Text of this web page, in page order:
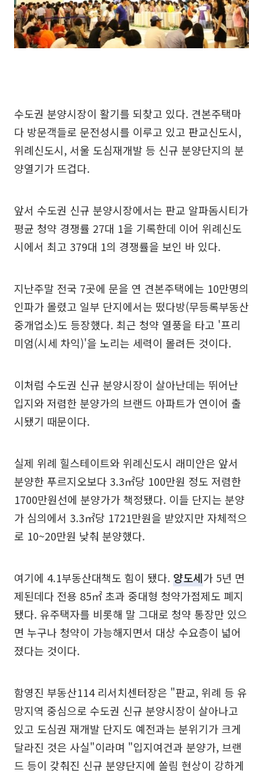
수도권 분양시장이 활기를 되찾고 있다. 견본주택마
다 방문객들로 문전성시를 이루고 있고 판교신도시,
위례신도시, 서울 도심재개발 등 신규 분양단지의 분
양열기가 뜨겁다.
앞서 수도권 신규 분양시장에서는 판교 알파돔시티가
평균 청약 경쟁률 27대 1을 기록한데 이어 위례신도
시에서 최고 379대 1의 경쟁률을 보인 바 있다.
지난주말 전국 7곳에 문을 연 견본주택에는 10만명의
인파가 몰렸고 일부 단지에서는 떴다방(무등록부동산
중개업소)도 등장했다. 최근 청약 열풍을 타고 '프리
미엄(시세 차익)'을 노리는 세력이 몰려든 것이다.
이처럼 수도권 신규 분양시장이 살아난데는 뛰어난
입지와 저렴한 분양가의 브랜드 아파트가 연이어 출
시됐기 때문이다.
실제 위례 힐스테이트와 위례신도시 래미안은 앞서
분양한 푸르지오보다 3.3㎡당 100만원 정도 저렴한
1700만원선에 분양가가 책정됐다. 이들 단지는 분양
가 심의에서 3.3㎡당 1721만원을 받았지만 자체적으
로 10~20만원 낮춰 분양했다.
여기에 4.1부동산대책도 힘이 됐다. 양도세가 5년 면
제된데다 전용 85㎡ 초과 중대형 청약가점제도 폐지
됐다. 유주택자를 비롯해 말 그대로 청약 통장만 있으
면 누구나 청약이 가능해지면서 대상 수요층이 넓어
졌다는 것이다.
함영진 부동산114 리서치센터장은 "판교, 위례 등 유
망지역 중심으로 수도권 신규 분양시장이 살아나고
있고 도심권 재개발 단지도 예전과는 분위기가 크게
달라진 것은 사실"이라며 "입지여건과 분양가, 브랜
드 등이 갖춰진 신규 분양단지에 쏠림 현상이 강하게